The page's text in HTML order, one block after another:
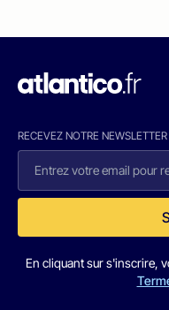
RECEVEZ NOTRE NEWSLETTER
En cliquant sur s'inscrire,